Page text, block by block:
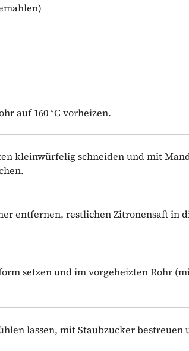
auf 160 °C vorheizen.
kleinwürfelig schneiden und mit
entfernen, restlichen Zitronensaft in
setzen und im vorgeheizten Rohr
lassen, mit Staubzucker bestreuen